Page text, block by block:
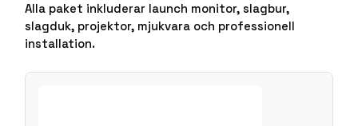
Alla paket inkluderar launch monitor, slagbur,
slagduk, projektor, mjukvara och professionell
installation.